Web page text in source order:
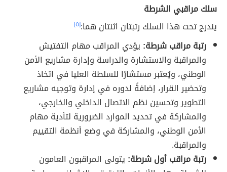
سلك مراقبي الشرطة
يندرج تحت هذا السلك رتبتان اثنتان هما:[٥]
رتبة مراقب شرطة: يؤدي المراقب مهام التفتيش
والمراقبة والاستشارة والدراسة وإدارة مشاريع الأمن
الوطني، ويُعتبر مستشارًا للسلطة العليا في اتخاذ
وتحضير القرار، إضافةً لدوره في إدارة وتوجيه مشاريع
التطوير وتحسين نظم الاتصال الداخلي والخارجي،
والمشاركة في تحديد الموارد الضرورية لتأدية مهام
الأمن الوطني، والمشاركة في وضع أنظمة التقييم
والمراقبة.
رتبة مراقب أول شرطة: يتولى المراقبون العامون